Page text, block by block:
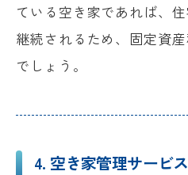
ている空き家であれば、
継続されるため、固定資
でしょう。
4. 空き家管理サービ